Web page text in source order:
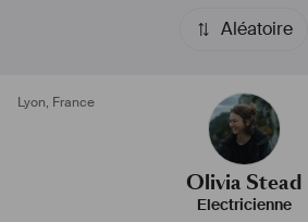
Aléatoire
Lyon, France
Olivia Stead
Electricienne